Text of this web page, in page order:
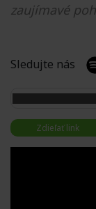
zaujímavé
Sledujte nás
Zdieľať link